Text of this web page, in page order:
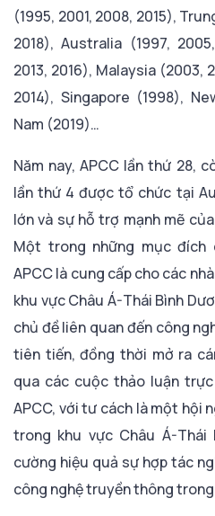
(1995, 2001, 2008, 2015),
2018), Australia (1997,
2013, 2016), Malaysia (2003,
2014), Singapore (1998),
Nam (2019)…
Năm nay, APCC lần thứ 28,
lần thứ 4 được tổ chức tại
lớn và sự hỗ trợ mạnh mẽ
Một trong những mục đích
APCC là cung cấp cho các
khu vực Châu Á-Thái Bình
chủ đề liên quan đến công
tiên tiến, đồng thời mở ra
qua các cuộc thảo luận
APCC, với tư cách là một hội
trong khu vực Châu Á-Thái
cường hiệu quả sự hợp tác
công nghệ truyền thông